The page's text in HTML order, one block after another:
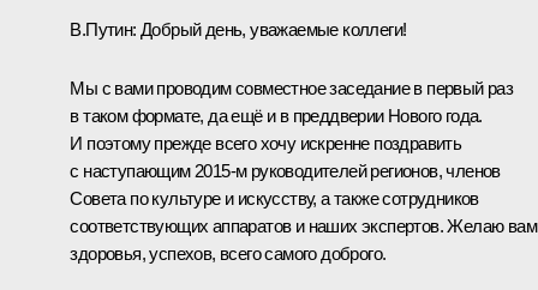
В.Путин: Добрый день, уважаемые коллеги!
Мы с вами проводим совместное заседание в первый раз
в таком формате, да ещё и в преддверии Нового года.
И поэтому прежде всего хочу искренне поздравить
с наступающим 2015-м руководителей регионов, членов
Совета по культуре и искусству, а также сотрудников
соответствующих аппаратов и наших экспертов. Желаю вам
здоровья, успехов, всего самого доброго.